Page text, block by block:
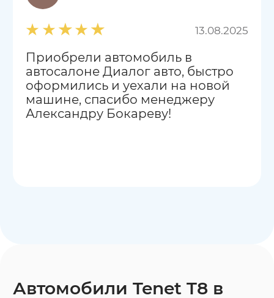
13.08.2025
Приобрели автомобиль в
автосалоне Диалог авто, быстро
оформились и уехали на новой
машине, спасибо менеджеру
Александру Бокареву!
Автомобили Tenet T8 в